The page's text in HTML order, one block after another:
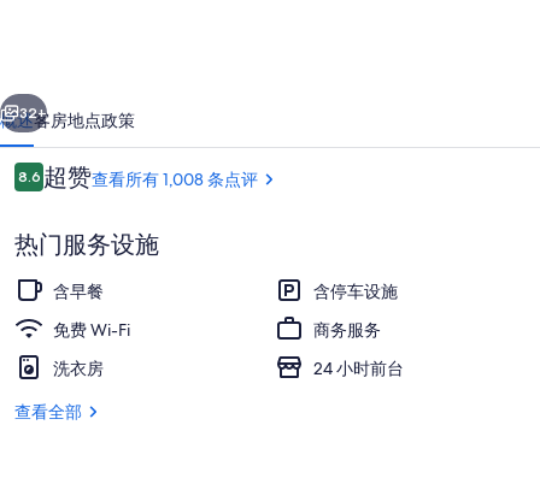
by
Wyndham
的
片
库
住宿正面
个 下一个
32+
概述客房地点政策
点
评
8.68.6/10
超赞查看所有 1,008 条点评
热门服务设施
含早餐
含停车设施
免费 Wi-Fi
商务服务
洗衣房
24 小时前台
查看全部